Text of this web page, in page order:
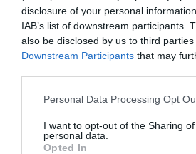
disclosure of your personal
IAB’s list of downstream participants.
also be disclosed by us to third
Downstream Participants that may
Personal Data Processing Opt
I want to opt-out of the Sharing
personal data.
Opted In
accélérateur de
une carte officielle
(Unique Disability
souvent d’un
Inde. Pour faciliter
familles à leurs
a organisé un camp